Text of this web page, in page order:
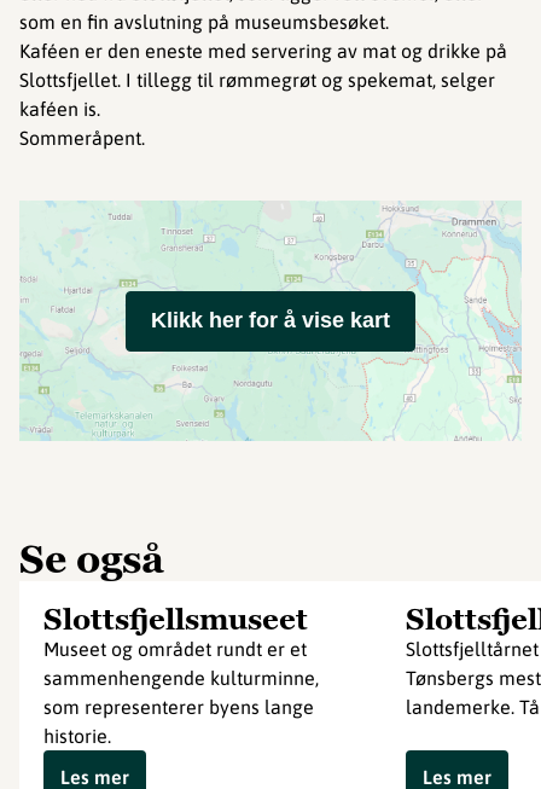
som en fin avslutning på museumsbesøket.
Kaféen er den eneste med servering av mat og drikke på
Slottsfjellet. I tillegg til rømmegrøt og spekemat, selger
kaféen is.
Sommeråpent.
Klikk her for å vise kart
Se også
Slottsfjellsmuseet
Museet og området rundt er et
sammenhengende kulturminne,
som representerer byens lange
historie.
Les mer
Tønsbergs
landemerke.
Les mer